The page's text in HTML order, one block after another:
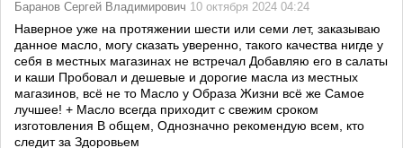
Баранов Сергей Владимирович 10 октября 2024 04:24
Наверное уже на протяжении шести или семи лет, заказываю
данное масло, могу сказать уверенно, такого качества нигде у
себя в местных магазинах не встречал Добавляю его в салаты
и каши Пробовал и дешевые и дорогие масла из местных
магазинов, всё не то Масло у Образа Жизни всё же Самое
лучшее! + Масло всегда приходит с свежим сроком
изготовления В общем, Однозначно рекомендую всем, кто
следит за Здоровьем